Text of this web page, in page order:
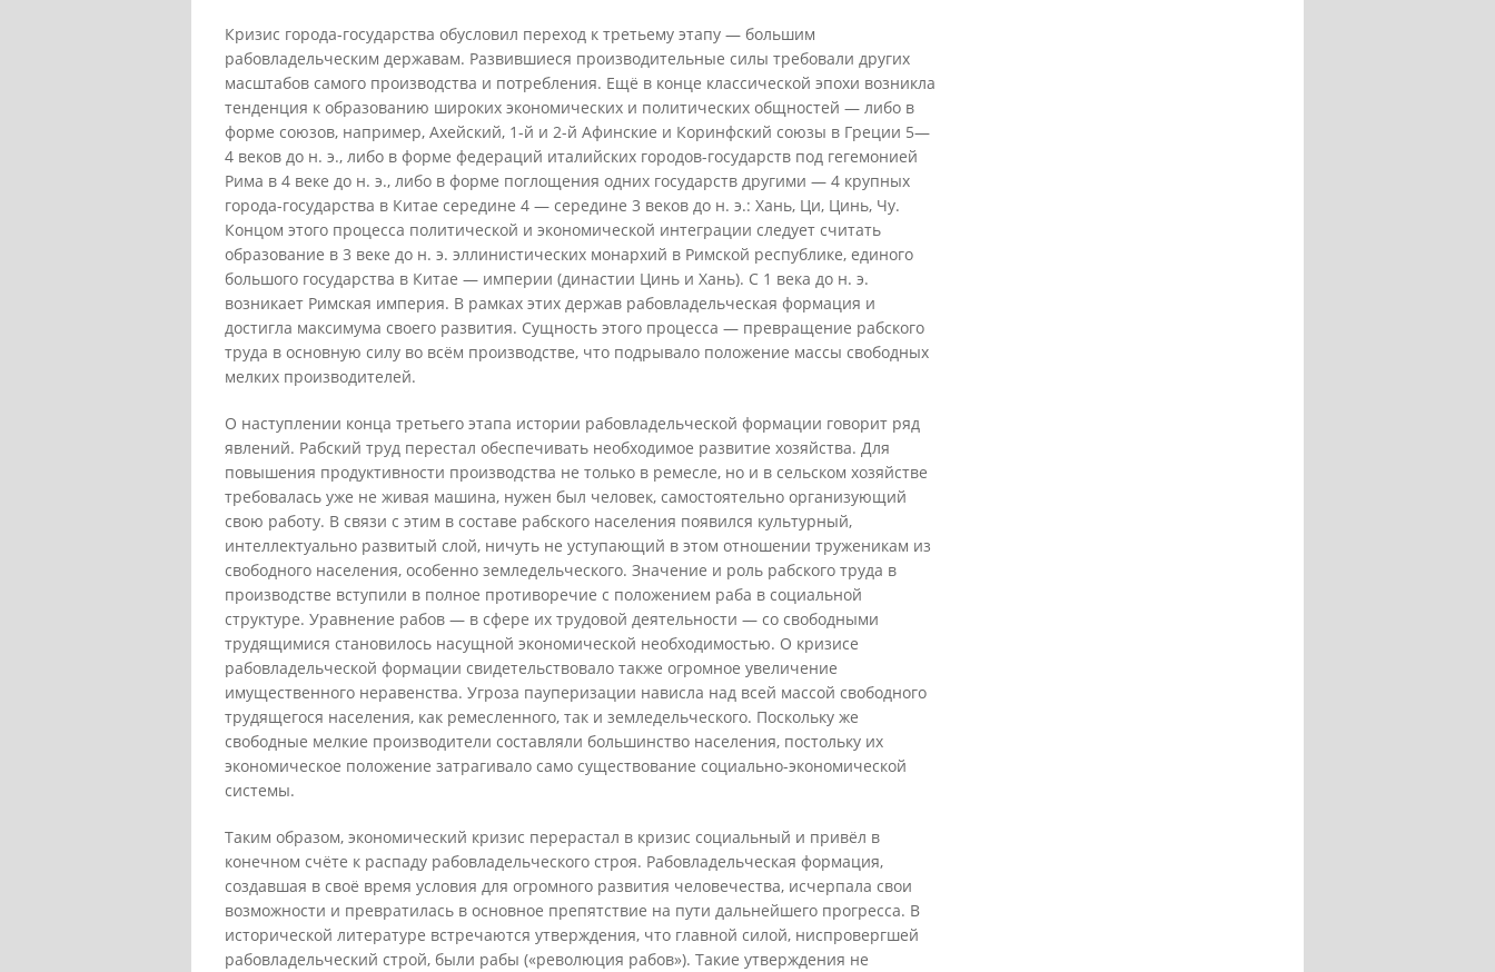
Кризис города-государства обусловил переход к третьему этапу — большим
рабовладельческим державам. Развившиеся производительные силы требовали других
масштабов самого производства и потребления. Ещё в конце классической эпохи возникла
тенденция к образованию широких экономических и политических общностей — либо в
форме союзов, например, Ахейский, 1-й и 2-й Афинские и Коринфский союзы в Греции 5—
4 веков до н. э., либо в форме федераций италийских городов-государств под гегемонией
Рима в 4 веке до н. э., либо в форме поглощения одних государств другими — 4 крупных
города-государства в Китае середине 4 — середине 3 веков до н. э.: Хань, Ци, Цинь, Чу.
Концом этого процесса политической и экономической интеграции следует считать
образование в 3 веке до н. э. эллинистических монархий в Римской республике, единого
большого государства в Китае — империи (династии Цинь и Хань). С 1 века до н. э.
возникает Римская империя. В рамках этих держав рабовладельческая формация и
достигла максимума своего развития. Сущность этого процесса — превращение рабского
труда в основную силу во всём производстве, что подрывало положение массы свободных
мелких производителей.
О наступлении конца третьего этапа истории рабовладельческой формации говорит ряд
явлений. Рабский труд перестал обеспечивать необходимое развитие хозяйства. Для
повышения продуктивности производства не только в ремесле, но и в сельском хозяйстве
требовалась уже не живая машина, нужен был человек, самостоятельно организующий
свою работу. В связи с этим в составе рабского населения появился культурный,
интеллектуально развитый слой, ничуть не уступающий в этом отношении труженикам из
свободного населения, особенно земледельческого. Значение и роль рабского труда в
производстве вступили в полное противоречие с положением раба в социальной
структуре. Уравнение рабов — в сфере их трудовой деятельности — со свободными
трудящимися становилось насущной экономической необходимостью. О кризисе
рабовладельческой формации свидетельствовало также огромное увеличение
имущественного неравенства. Угроза пауперизации нависла над всей массой свободного
трудящегося населения, как ремесленного, так и земледельческого. Поскольку же
свободные мелкие производители составляли большинство населения, постольку их
экономическое положение затрагивало само существование социально-экономической
системы.
Таким образом, экономический кризис перерастал в кризис социальный и привёл в
конечном счёте к распаду рабовладельческого строя. Рабовладельческая формация,
создавшая в своё время условия для огромного развития человечества, исчерпала свои
возможности и превратилась в основное препятствие на пути дальнейшего прогресса. В
исторической литературе встречаются утверждения, что главной силой, ниспровергшей
рабовладельческий строй, были рабы («революция рабов»). Такие утверждения не